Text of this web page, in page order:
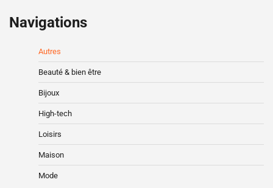
Navigations
Autres
Beauté & bien être
Bijoux
High-tech
Loisirs
Maison
Mode